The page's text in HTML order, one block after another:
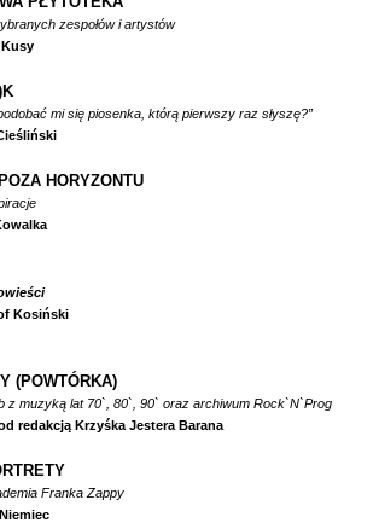
zespołów i artystów
mi się piosenka, którą pierwszy raz słyszę?”
HORYZONTU
Kosiński
(POWTÓRKA)
z muzyką lat 70`, 80`, 90` oraz archiwum Rock`N`Prog
redakcją Krzyśka Jestera Barana
Franka Zappy